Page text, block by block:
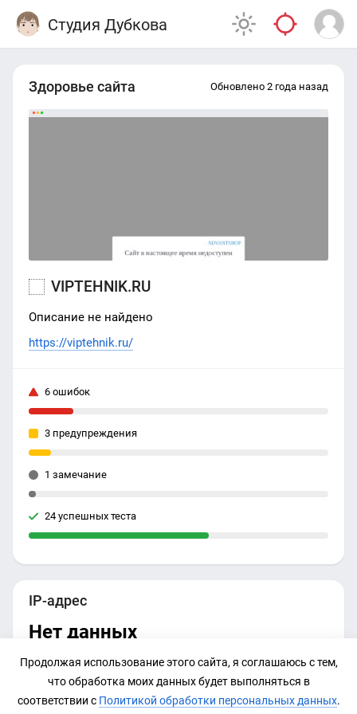
Студия Дубкова
IP-адрес
Нет данных
Здоровье сайта Обновлено 2 года назад
VIPTEHNIK.RU
Описание не найдено
https://viptehnik.ru/
6 ошибок
3 предупреждения
1 замечание
24 успешных теста
Продолжая использование этого сайта, я соглашаюсь с тем,
что обработка моих данных будет выполняться в
соответствии с Политикой обработки персональных данных.